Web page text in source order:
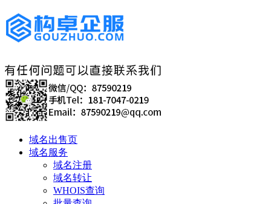
域名出售页
域名服务
域名注册
域名转让
WHOIS查询